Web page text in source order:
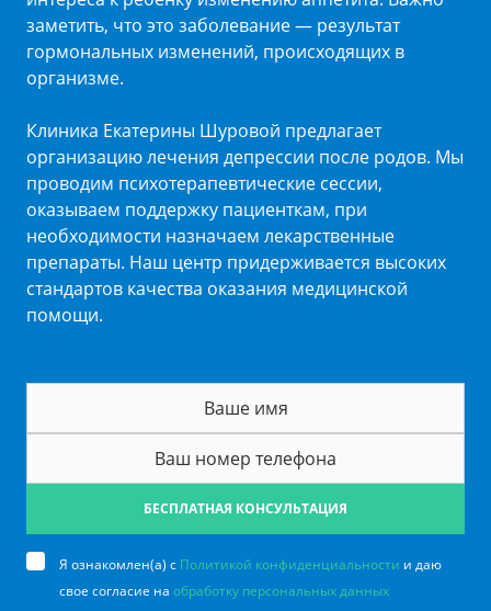
заметить, что это заболевание — результат
гормональных изменений, происходящих в
организме.
Клиника Екатерины Шуровой предлагает
организацию лечения депрессии после родов. Мы
проводим психотерапевтические сессии,
оказываем поддержку пациенткам, при
необходимости назначаем лекарственные
препараты. Наш центр придерживается высоких
стандартов качества оказания медицинской
помощи.
БЕСПЛАТНАЯ КОНСУЛЬТАЦИЯ
Я ознакомлен(а) с Политикой конфиденциальности и даю
свое согласие на обработку персональных данных